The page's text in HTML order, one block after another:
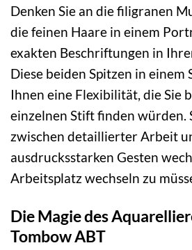
Denken Sie an die filigranen
die feinen Haare in einem
exakten Beschriftungen in
Diese beiden Spitzen in
Ihnen eine Flexibilität, die Sie
einzelnen Stift finden würden.
zwischen detaillierter Arbeit
ausdrucksstarken Gesten
Arbeitsplatz wechseln zu
Die Magie des
Tombow ABT